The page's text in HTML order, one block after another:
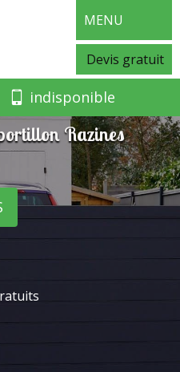
MENU
Devis gratuit
indisponible
Razines